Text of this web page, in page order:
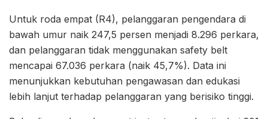
Untuk roda empat (R4), pelanggaran pengendara di
bawah umur naik 247,5 persen menjadi 8.296 perkara,
dan pelanggaran tidak menggunakan safety belt
mencapai 67.036 perkara (naik 45,7%). Data ini
menunjukkan kebutuhan pengawasan dan edukasi
lebih lanjut terhadap pelanggaran yang berisiko tinggi.